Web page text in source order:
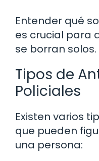
Entender qué
es crucial para
se borran solos.
Tipos de
Policiales
Existen varios
que pueden
una persona: